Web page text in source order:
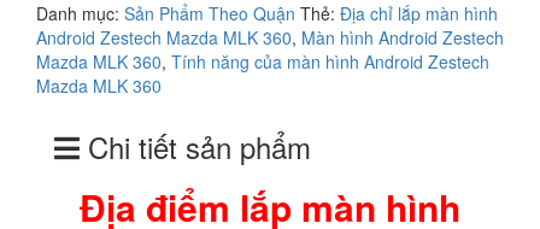
màn
hình
Android
Zestech
MLK
360
Danh mục: Sản Phẩm Theo Quận Thẻ: Địa chỉ lắp màn hình
Android Zestech Mazda MLK 360, Màn hình Android Zestech
Mazda MLK 360, Tính năng của màn hình Android Zestech
Mazda MLK 360
Chi tiết sản phẩm
Địa điểm lắp màn hình